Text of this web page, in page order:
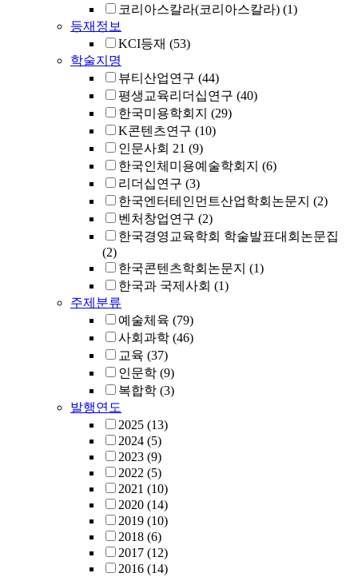
코리아스칼라(코리아스칼라) (1)
등재정보
KCI등재 (53)
학술지명
뷰티산업연구 (44)
평생교육리더십연구 (40)
한국미용학회지 (29)
K콘텐츠연구 (10)
인문사회 21 (9)
한국인체미용예술학회지 (6)
리더십연구 (3)
한국엔터테인먼트산업학회논문지 (2)
벤처창업연구 (2)
한국경영교육학회 학술발표대회논문집
(2)
한국콘텐츠학회논문지 (1)
한국과 국제사회 (1)
주제분류
예술체육 (79)
사회과학 (46)
교육 (37)
인문학 (9)
복합학 (3)
발행연도
2025 (13)
2024 (5)
2023 (9)
2022 (5)
2021 (10)
2020 (14)
2019 (10)
2018 (6)
2017 (12)
2016 (14)